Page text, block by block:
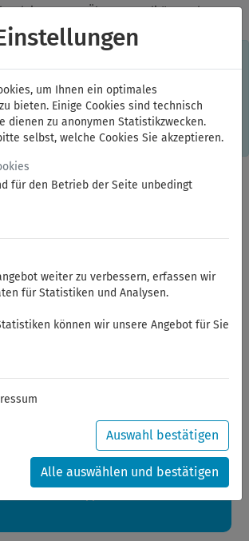
Aktionen ✓Über 20 Qualitätsmarken ✓
im Inland ab 150,00 Euro Bruttowarenwert
werden beispielsweise die Session-
die Spracheinstellung auf Ihrem Rechner
Cookies ist der Funktionsumfang des
Sind Sie damit nicht
Sie bitte hier.
Sehr geehrte Kunden,
in diesem Zeitraum werden ab dem
24.08.2026 verschickt.
Eine schöne Sommerpause
um Ihnen ein optimales
bieten. Einige Cookies sind technisch
dienen zu anonymen Statistikzwecken.
selbst, welche Cookies Sie akzeptieren.
für den Betrieb der Seite unbedingt
weiter zu verbessern, erfassen wir
für Statistiken und Analysen.
können wir unsere Angebot für Sie
Auswahl bestätigen
Alle auswählen und bestätigen